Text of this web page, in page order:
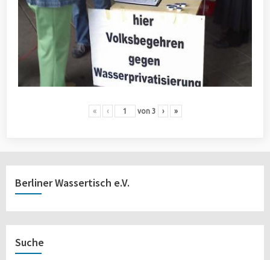
« ‹ von 3 › »
Berliner Wassertisch e.V.
Suche